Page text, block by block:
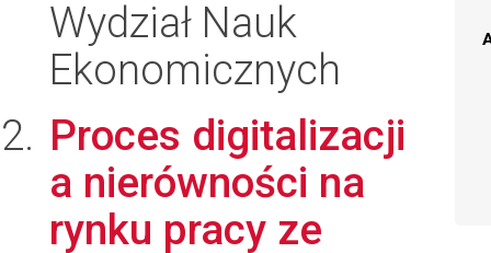
Wydział Nauk
Ekonomicznych
Proces digitalizacji
a nierówności na
rynku pracy ze